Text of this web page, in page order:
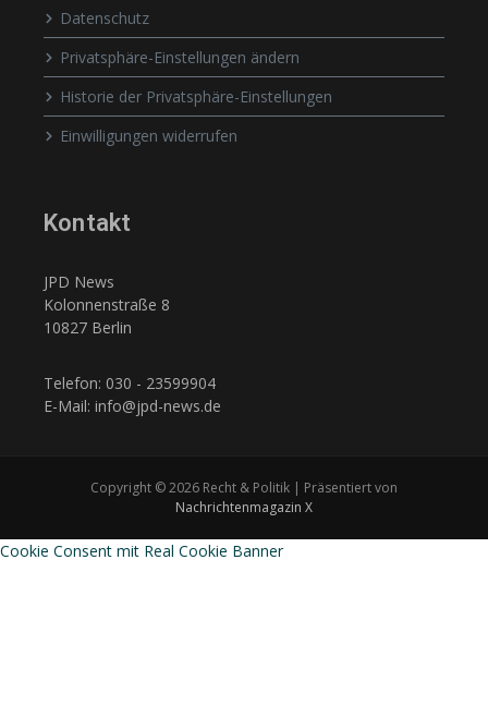
Datenschutz
Privatsphäre-Einstellungen ändern
Historie der Privatsphäre-Einstellungen
Einwilligungen widerrufen
Kontakt
JPD News
Kolonnenstraße 8
10827 Berlin
Telefon: 030 - 23599904
E-Mail: info@jpd-news.de
Copyright © 2026 Recht & Politik | Präsentiert von
Nachrichtenmagazin X
Cookie Consent mit Real Cookie Banner